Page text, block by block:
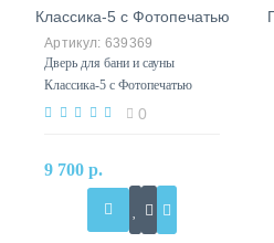
639369
Дверь для бани и сауны
Классика-5 с Фотопечатью
0
9 700 р.